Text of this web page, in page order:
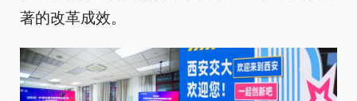
著的改革成效。